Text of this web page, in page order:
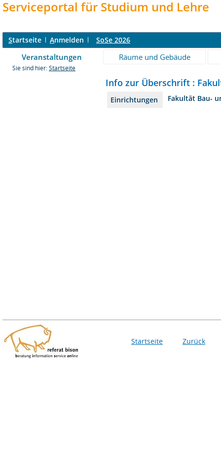
Serviceportal für Studium und Lehre
Startseite Anmelden SoSe 2026
Veranstaltungen Räume und Gebäude
Sie sind hier: Startseite
Info zur Überschrift :
Einrichtungen Fakultät Bau-
Startseite Zurück